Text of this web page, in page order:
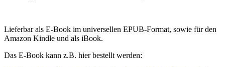
Lieferbar als E-Book im universellen EPUB-Format, sowie für den
Amazon Kindle und als iBook.
Das E-Book kann z.B. hier bestellt werden: